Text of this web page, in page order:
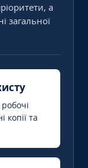
а
загальної
копії та